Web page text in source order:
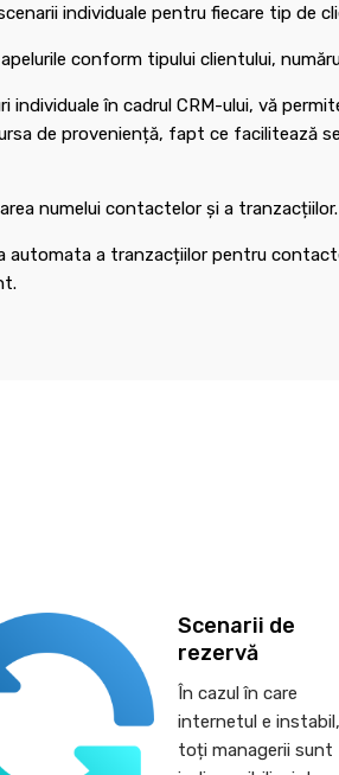
individuale pentru fiecare tip de
conform tipului clientului,
individuale în cadrul CRM-ului, vă
de proveniență, fapt ce facilitează
numelui contactelor și a tranzacțiilor.
automata a tranzacțiilor pentru
Scenarii de
rezervă
În cazul în care
internetul e instabil,
toți managerii sunt